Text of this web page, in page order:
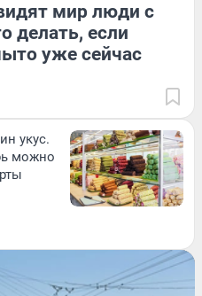
мир люди с
делать, если
уже сейчас
укус.
можно